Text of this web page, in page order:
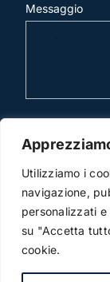
Utilizziamo i
navigazione,
personalizzati
su "Accetta
cookie.
Messaggio
invia mail
© Copyright